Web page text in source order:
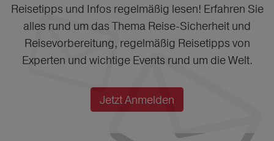
Reisetipps und Infos regelmäßig lesen! Erfahren Sie
alles rund um das Thema Reise-Sicherheit und
Reisevorbereitung, regelmäßig Reisetipps von
Experten und wichtige Events rund um die Welt.
Jetzt Anmelden